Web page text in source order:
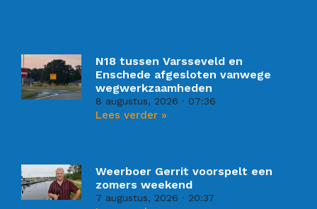
N18 tussen Varsseveld en
Enschede afgesloten vanwege
wegwerkzaamheden
8 augustus, 2026 07:36
Lees verder »
Weerboer Gerrit voorspelt een
zomers weekend
7 augustus, 2026 20:37